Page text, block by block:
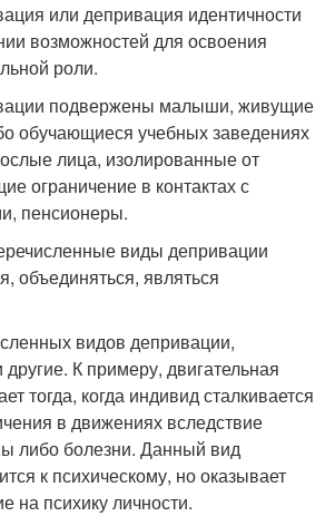
или депривация идентичности
возможностей для освоения
роли.
подвержены малыши, живущие
обучающиеся учебных заведениях
лица, изолированные от
ограничение в контактах с
пенсионеры.
виды депривации
объединяться, являться
видов депривации,
К примеру, двигательная
тогда, когда индивид сталкивается
в движениях вследствие
либо болезни. Данный вид
к психическому, но оказывает
на психику личности.